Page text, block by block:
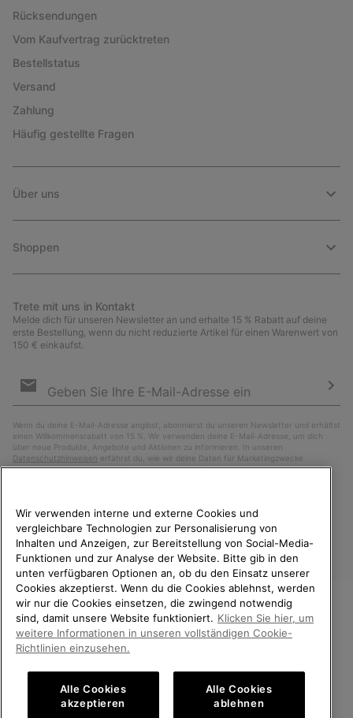
Rücksendungen
Vom Kaufvertrag zurücktreten
Bestellstatus
Versand
Zahlung
Häufig gestellte Fragen
Über uns
Shoppen
Trete mit uns in Kontakt
Melde dich für unseren Newsletter an und erhalte 15 % Rabatt auf deine
erste Bestellung, wenn du nicht reduzierte Artikel für einen Warenwert von
150 € einkaufst.
Anmeldung
Wenn du deine E-Mail-Adresse angibst, abonnierst du unseren Newsletter und erhältst
einen Willkommensrabatt von 15 %. Wir verwenden deine E-Mail-Adresse, um dich
über neue Produkte, Angebote und Aktionen zu informieren. In unseren
Datenschutzhinweisen erfährst du, wie wir deine Daten für Marketingzwecke
verarbeiten und wie du deine Zustimmung widerrufen kannst.
Deutschland
©2026SOREL. Alle Rechte vorbehalten.
Datenschutz Nutzungsbedingungen
Allgemeine Verkaufsbedingungen Garantiebestimmungen
WILLKOMMEN BEI SOREL.
BITTE WÄHLEN SIE IHR
LIEFERLAND.
Online-Einkauf verfügbar
Wir verwenden interne und externe Cookies und
vergleichbare Technologien zur Personalisierung von
Inhalten und Anzeigen, zur Bereitstellung von Social-Media-
Funktionen und zur Analyse der Website. Bitte gib in den
unten verfügbaren Optionen an, ob du den Einsatz unserer
Cookies akzeptierst. Wenn du die Cookies ablehnst, werden
wir nur die Cookies einsetzen, die zwingend notwendig
sind, damit unsere Website funktioniert. Klicken Sie hier, um
weitere Informationen in unseren vollständigen Cookie-
Richtlinien einzusehen.
Alle Cookies
akzeptieren
Alle Cookies
ablehnen